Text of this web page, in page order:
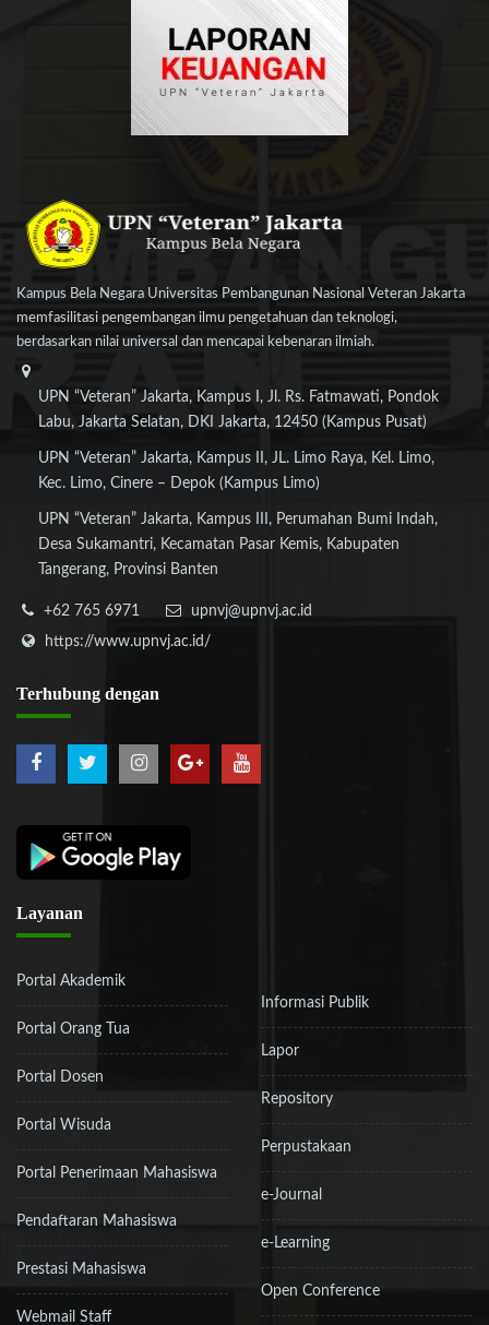
Kampus Bela Negara Universitas Pembangunan Nasional Veteran Jakarta
memfasilitasi pengembangan ilmu pengetahuan dan teknologi,
berdasarkan nilai universal dan mencapai kebenaran ilmiah.
UPN “Veteran” Jakarta, Kampus I, Jl. Rs. Fatmawati, Pondok
Labu, Jakarta Selatan, DKI Jakarta, 12450 (Kampus Pusat)
UPN “Veteran” Jakarta, Kampus II, JL. Limo Raya, Kel. Limo,
Kec. Limo, Cinere – Depok (Kampus Limo)
UPN “Veteran” Jakarta, Kampus III, Perumahan Bumi Indah,
Desa Sukamantri, Kecamatan Pasar Kemis, Kabupaten
Tangerang, Provinsi Banten
+62 765 6971
upnvj@upnvj.ac.id
https://www.upnvj.ac.id/
Terhubung dengan
Layanan
Portal Akademik
Portal Orang Tua
Portal Dosen
Portal Wisuda
Portal Penerimaan Mahasiswa
Pendaftaran Mahasiswa
Prestasi Mahasiswa
Webmail Staff
Informasi Publik
Lapor
Repository
Perpustakaan
e-Journal
e-Learning
Open Conference